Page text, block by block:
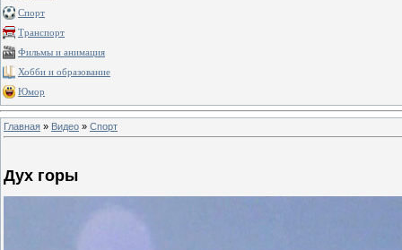
Спорт
Транспорт
Фильмы и анимация
Хобби и образование
Юмор
Главная » Видео » Спорт
Дух горы